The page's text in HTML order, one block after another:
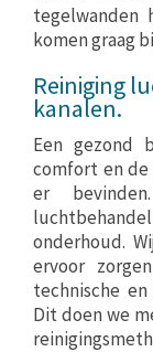
tegelwanden
komen graag
Reiniging
kanalen.
Een gezond
comfort en
er
onderhoud.
ervoor
technische
Dit doen we